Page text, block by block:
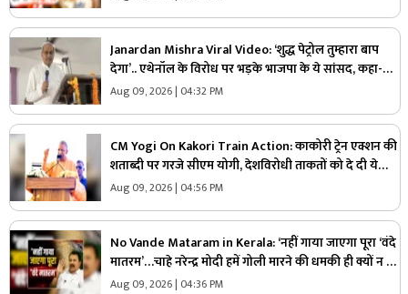
Janardan Mishra Viral Video: ‘शुद्ध पेट्रोल तुम्हारा बाप
देगा’.. एथेनॉल के विरोध पर भड़के भाजपा के ये सांसद, कहा-
सबसे कम महंगाई भारत में
Aug 09, 2026 | 04:32 PM
CM Yogi On Kakori Train Action: काकोरी ट्रेन एक्शन की
शताब्दी पर गरजे सीएम योगी, देशविरोधी ताकतों को दे दी ये
चेतावनी, युवाओं से की ये अपील
Aug 09, 2026 | 04:56 PM
No Vande Mataram in Kerala: ‘नहीं गाया जाएगा पूरा ‘वंदे
मातरम’…चाहे नरेन्द्र मोदी हमें गोली मारने की धमकी ही क्यों न दें’
स्वतंत्रता दिवस से पहले इस राज्य के स्वास्थ्य मंत्री ने कह दी बड़ी
Aug 09, 2026 | 04:36 PM